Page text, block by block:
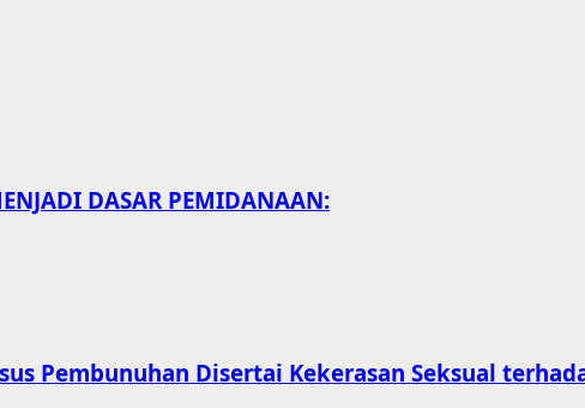
DASAR PEMIDANAAN:
Pembunuhan Disertai Kekerasan Seksual